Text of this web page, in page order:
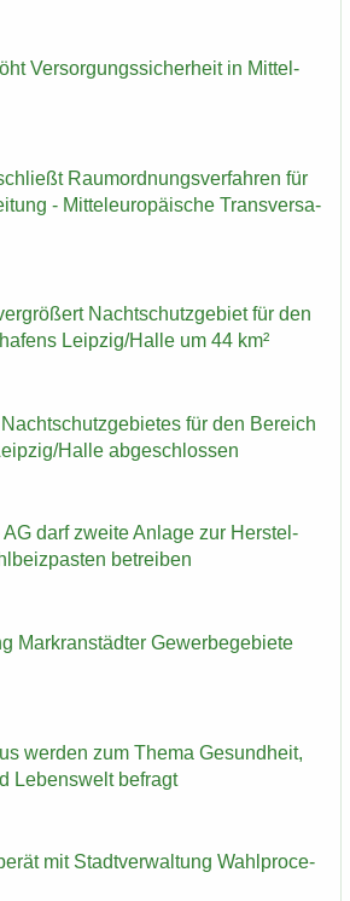
Ver­sor­gungs­si­cher­heit in Mittel-​
Raum­ord­nungs­ver­fah­ren für
- Mit­tel­eu­ro­päi­sche Trans­ver­sa­
Nacht­schutz­ge­biet für den
Leip­zig/Halle um 44 km²
für den Be­reich
Halle ab­ge­schlos­sen
darf zwei­te An­la­ge zur Her­stel­
be­trei­ben
Markran­städ­ter Ge­wer­be­ge­bie­te
wer­den zum Thema Ge­sund­heit,
Le­bens­welt be­fragt
mit Stadt­ver­wal­tung Wahlpro­ce­